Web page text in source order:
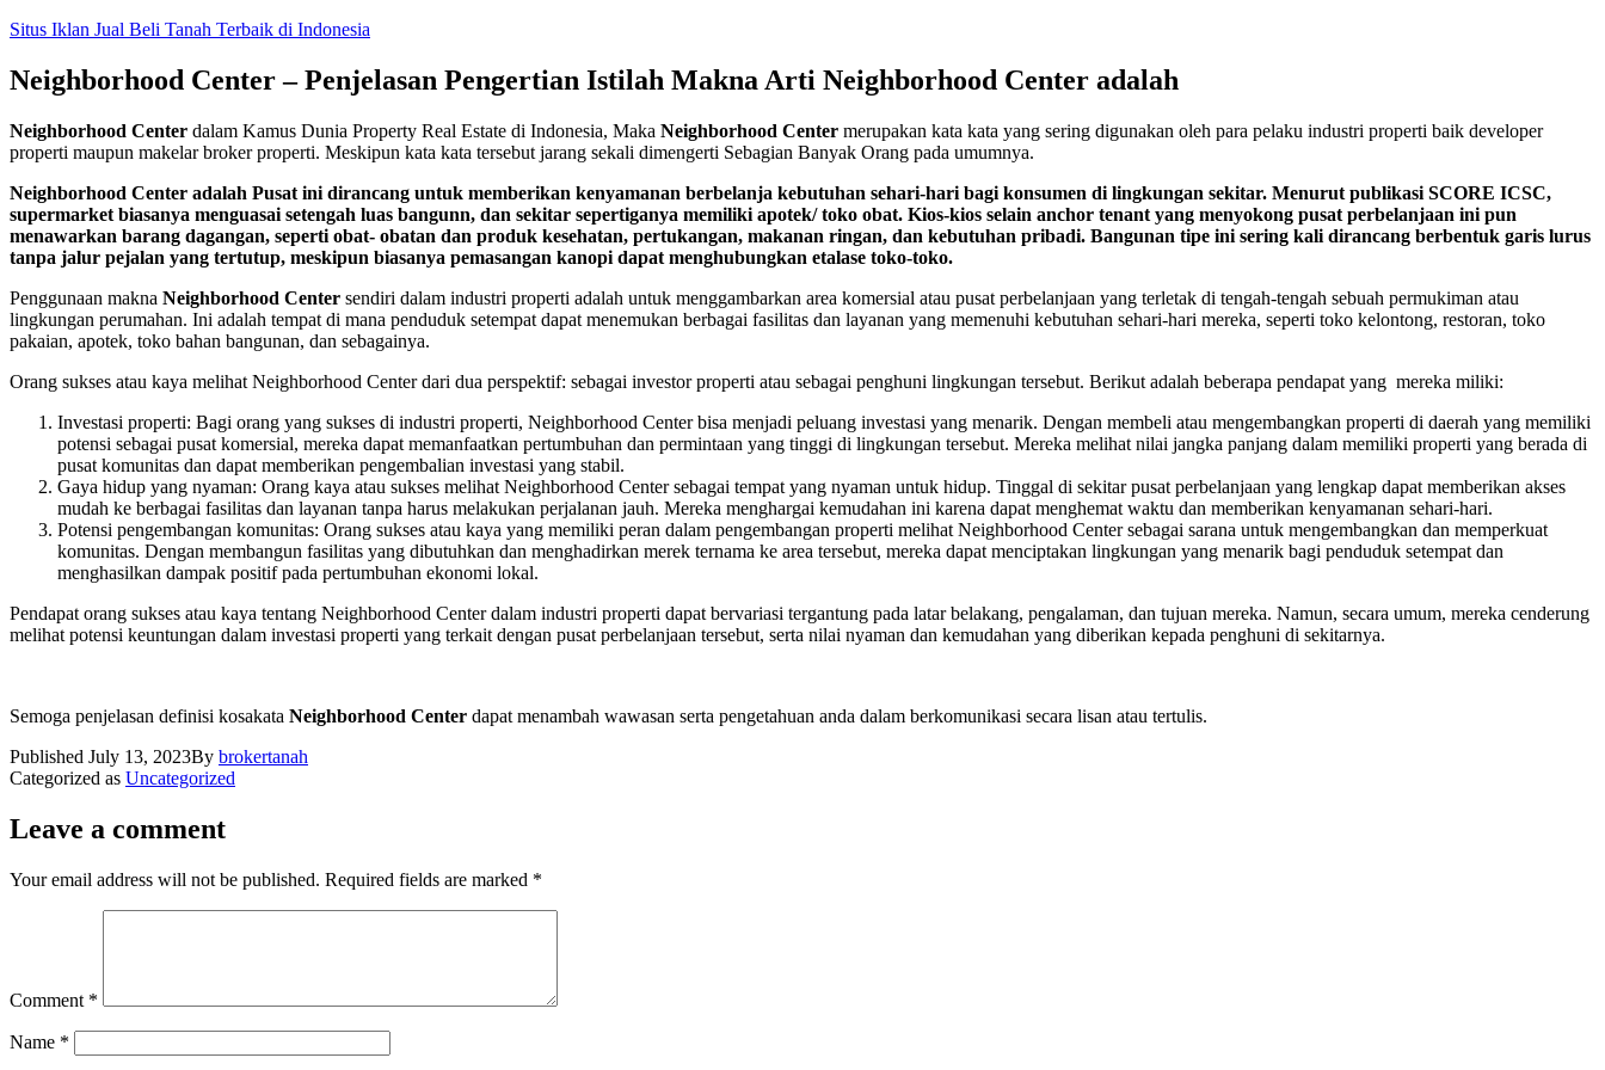
Skip
content
Situs Iklan Jual Beli Tanah Terbaik di Indonesia
Neighborhood Center – Penjelasan Pengertian Istilah Makna Arti Neighborhood Center adalah
Neighborhood Center dalam Kamus Dunia Property Real Estate di Indonesia, Maka Neighborhood Center merupakan kata kata yang sering digunakan oleh para pelaku industri properti baik developer
properti maupun makelar broker properti. Meskipun kata kata tersebut jarang sekali dimengerti Sebagian Banyak Orang pada umumnya.
Neighborhood Center adalah Pusat ini dirancang untuk memberikan kenyamanan berbelanja kebutuhan sehari-hari bagi konsumen di lingkungan sekitar. Menurut publikasi SCORE ICSC,
supermarket biasanya menguasai setengah luas bangunn, dan sekitar sepertiganya memiliki apotek/ toko obat. Kios-kios selain anchor tenant yang menyokong pusat perbelanjaan ini pun
menawarkan barang dagangan, seperti obat- obatan dan produk kesehatan, pertukangan, makanan ringan, dan kebutuhan pribadi. Bangunan tipe ini sering kali dirancang berbentuk garis lurus
tanpa jalur pejalan yang tertutup, meskipun biasanya pemasangan kanopi dapat menghubungkan etalase toko-toko.
Penggunaan makna Neighborhood Center sendiri dalam industri properti adalah untuk menggambarkan area komersial atau pusat perbelanjaan yang terletak di tengah-tengah sebuah permukiman atau
lingkungan perumahan. Ini adalah tempat di mana penduduk setempat dapat menemukan berbagai fasilitas dan layanan yang memenuhi kebutuhan sehari-hari mereka, seperti toko kelontong, restoran, toko
pakaian, apotek, toko bahan bangunan, dan sebagainya.
Orang sukses atau kaya melihat Neighborhood Center dari dua perspektif: sebagai investor properti atau sebagai penghuni lingkungan tersebut. Berikut adalah beberapa pendapat yang mereka miliki:
Investasi properti: Bagi orang yang sukses di industri properti, Neighborhood Center bisa menjadi peluang investasi yang menarik. Dengan membeli atau mengembangkan properti di daerah yang memiliki
potensi sebagai pusat komersial, mereka dapat memanfaatkan pertumbuhan dan permintaan yang tinggi di lingkungan tersebut. Mereka melihat nilai jangka panjang dalam memiliki properti yang berada di
pusat komunitas dan dapat memberikan pengembalian investasi yang stabil.
Gaya hidup yang nyaman: Orang kaya atau sukses melihat Neighborhood Center sebagai tempat yang nyaman untuk hidup. Tinggal di sekitar pusat perbelanjaan yang lengkap dapat memberikan akses
mudah ke berbagai fasilitas dan layanan tanpa harus melakukan perjalanan jauh. Mereka menghargai kemudahan ini karena dapat menghemat waktu dan memberikan kenyamanan sehari-hari.
Potensi pengembangan komunitas: Orang sukses atau kaya yang memiliki peran dalam pengembangan properti melihat Neighborhood Center sebagai sarana untuk mengembangkan dan memperkuat
komunitas. Dengan membangun fasilitas yang dibutuhkan dan menghadirkan merek ternama ke area tersebut, mereka dapat menciptakan lingkungan yang menarik bagi penduduk setempat dan
menghasilkan dampak positif pada pertumbuhan ekonomi lokal.
Pendapat orang sukses atau kaya tentang Neighborhood Center dalam industri properti dapat bervariasi tergantung pada latar belakang, pengalaman, dan tujuan mereka. Namun, secara umum, mereka cenderung
melihat potensi keuntungan dalam investasi properti yang terkait dengan pusat perbelanjaan tersebut, serta nilai nyaman dan kemudahan yang diberikan kepada penghuni di sekitarnya.
Semoga penjelasan definisi kosakata Neighborhood Center dapat menambah wawasan serta pengetahuan anda dalam berkomunikasi secara lisan atau tertulis.
Published July 13, 2023By brokertanah
Categorized as Uncategorized
Leave a comment
Your email address will not be published. Required fields are marked *
Comment *
Name *